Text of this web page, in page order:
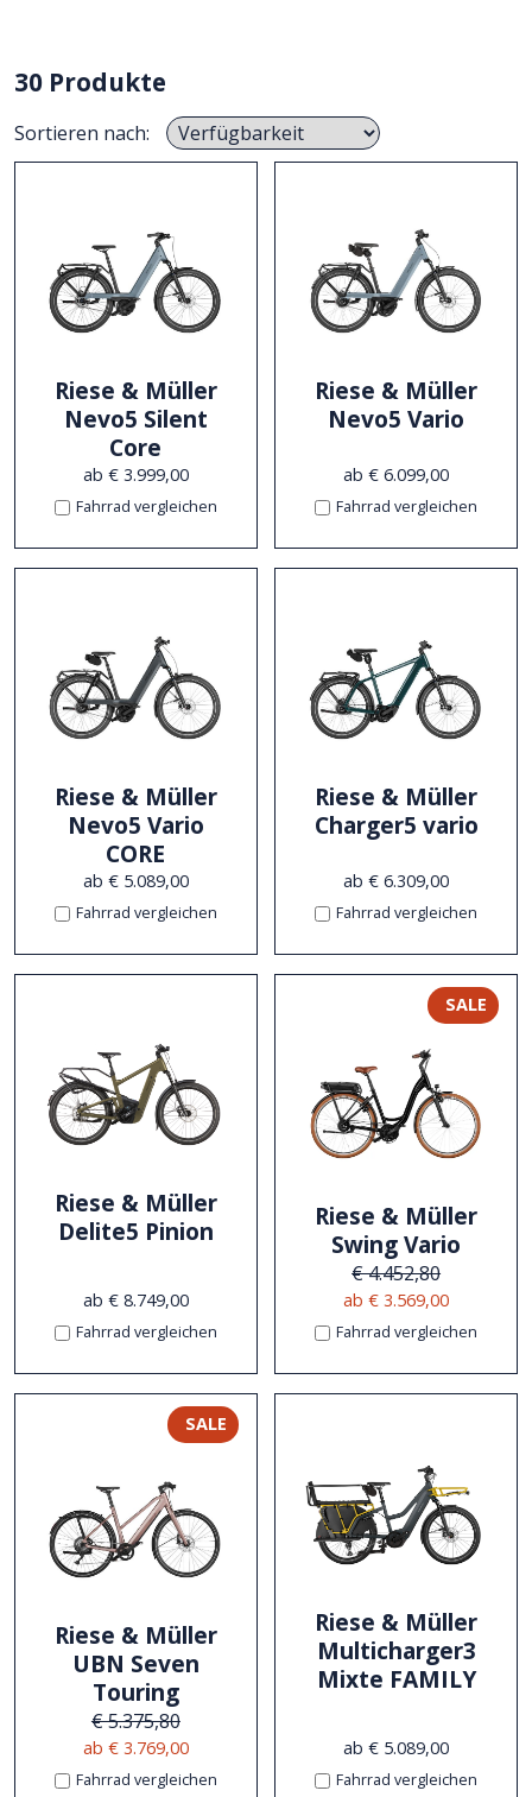
30 Produkte
Sortieren nach:
Riese & Müller
Nevo5 Silent
Core
ab € 3.999,00
Fahrrad vergleichen
Riese & Müller
Nevo5 Vario
ab € 6.099,00
Fahrrad vergleichen
Riese & Müller
Nevo5 Vario
CORE
ab € 5.089,00
Fahrrad vergleichen
Riese & Müller
Charger5 vario
ab € 6.309,00
Fahrrad vergleichen
Riese & Müller
Delite5 Pinion
ab € 8.749,00
Fahrrad vergleichen
SALE
Riese & Müller
Swing Vario
€ 4.452,80
ab € 3.569,00
Fahrrad vergleichen
SALE
Riese & Müller
UBN Seven
Touring
€ 5.375,80
ab € 3.769,00
Fahrrad vergleichen
Riese & Müller
Multicharger3
Mixte FAMILY
ab € 5.089,00
Fahrrad vergleichen